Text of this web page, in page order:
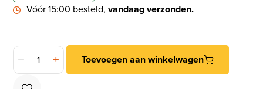
Vóór 15:00 besteld,vandaag verzonden.
DX Kogellagerscharnier doorgezet 89x89 mm ronde hoek
Toevoegen aan winkelwagen